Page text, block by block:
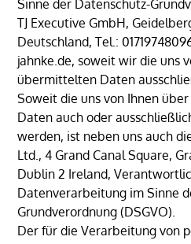
Sinne der Datenschutz-
TJ Executive GmbH,
Deutschland, Tel.:
jahnke.de, soweit wir die uns
übermittelten Daten
Soweit die uns von Ihnen
Daten auch oder
werden, ist neben uns auch
Ltd., 4 Grand Canal Square,
Dublin 2 Ireland,
Datenverarbeitung im Sinne
Grundverordnung (DSGVO).
Der für die Verarbeitung von